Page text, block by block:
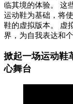
临其境的体验。 这
运动鞋为基础，将
鞋的虚拟版本。 虚
界，为自我表达和
掀起一场运动鞋
心舞台